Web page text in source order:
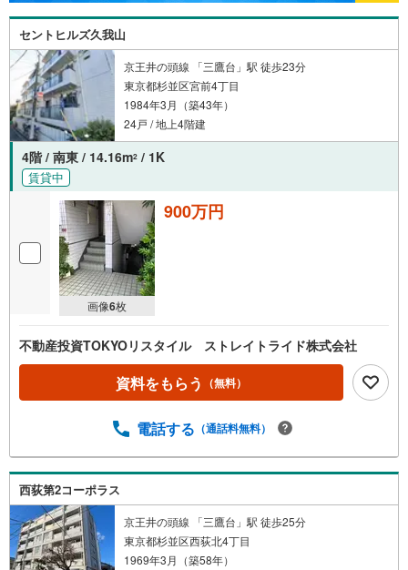
セントヒルズ久我山
京王井の頭線 「三鷹台」駅 徒歩23分
東京都杉並区宮前4丁目
1984年3月（築43年）
24戸 / 地上4階建
4階 / 南東 / 14.16m2 / 1K
賃貸中
画像6枚
900万円
不動産投資TOKYOリスタイル ストレイトライド株式会社
資料をもらう （無料）
電話する （通話料無料）
西荻第2コーポラス
京王井の頭線 「三鷹台」駅 徒歩25分
東京都杉並区西荻北4丁目
1969年3月（築58年）